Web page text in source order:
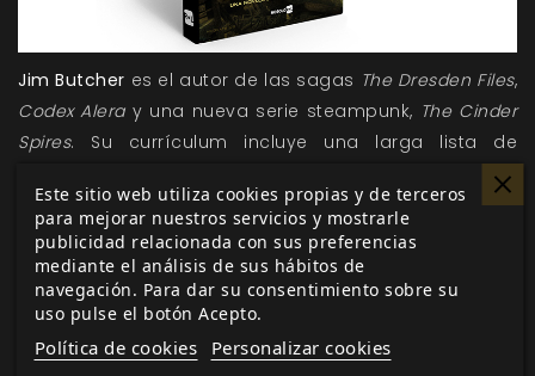
Jim Butcher es el autor de las sagas The Dresden Files,
Codex Aleray una nueva serie steampunk, The Cinder
Spires. Su currículum incluye una larga lista de
habilidades que hace un siglo eran útiles y toca la
guitarra bastante mal. Es un jugador ávido que juega
a juegos de mesas de diferentes sistemas, y una gran
variedad de videojuegos, así como juegos de rol en
vivo cuando consigue sacar tiempo para ello. En la
actualidad, reside principalmente dentro de su
cabeza, pero normalmente esta se puede encontrar
Este sitio web utiliza cookies propias y de terceros
para mejorar nuestros servicios y mostrarle
publicidad relacionada con sus preferencias
mediante el análisis de sus hábitos de
navegación. Para dar su consentimiento sobre su
uso pulse el botón Acepto.
Política de cookies Personalizar cookies